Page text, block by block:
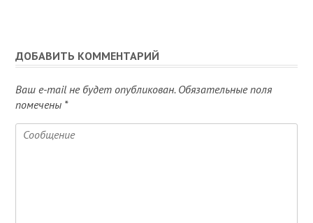
ДОБАВИТЬ КОММЕНТАРИЙ
Ваш e-mail не будет опубликован.Обязательные поля
помечены *